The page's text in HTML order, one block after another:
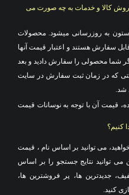
کالا و خدمات به چه صورت می
به روزرسانی میشود. محصولات
سفارش هستند و اعتبار قیمت آنها
شما محصولی را سفارش دادید و بعد
که در زمان ثبت سفارش در سایت
شد
آن با توجه به نوسانات قیمت
کنیم؟
می توانید بر اساس نام ، قیمت
می توانید نتایج جستجو را بر اساس
جدیدترین ها، پر فروشترین ها،
کنید.